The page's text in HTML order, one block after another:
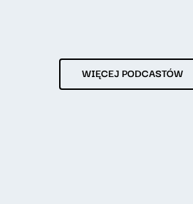
WIĘCEJ PODCASTÓW